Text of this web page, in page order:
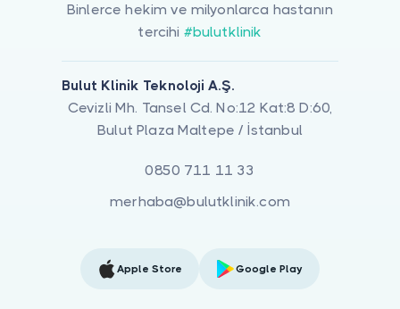
Binlerce hekim ve milyonlarca hastanın
tercihi #bulutklinik
Bulut Klinik Teknoloji A.Ş.
Cevizli Mh. Tansel Cd. No:12 Kat:8 D:60,
Bulut Plaza Maltepe / İstanbul
0850 711 11 33
merhaba@bulutklinik.com
Apple Store Google Play